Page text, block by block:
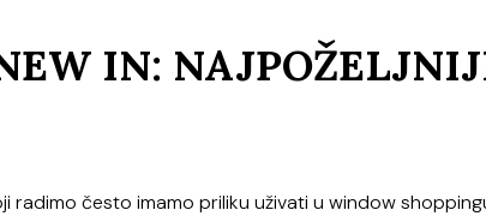
IN:
radimo često imamo priliku uživati u window